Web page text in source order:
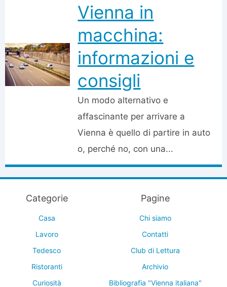
Vienna in
macchina:
informazioni e
consigli
Un modo alternativo e
affascinante per arrivare a
Vienna è quello di partire in auto
o, perché no, con una...
Categorie
Casa
Lavoro
Tedesco
Ristoranti
Curiosità
Pagine
Chi siamo
Contatti
Club di Lettura
Archivio
Bibliografia "Vienna italiana"